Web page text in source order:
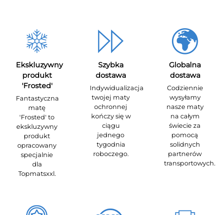
Ekskluzywny
produkt
'Frosted'
Fantastyczna
matę
'Frosted' to
ekskluzywny
produkt
opracowany
specjalnie
dla
Topmatsxxl.
Szybka
dostawa
Indywidualizacja
twojej maty
ochronnej
kończy się w
ciągu
jednego
tygodnia
roboczego.
Globalna
dostawa
Codziennie
wysyłamy
nasze maty
na całym
świecie za
pomocą
solidnych
partnerów
transportowych.